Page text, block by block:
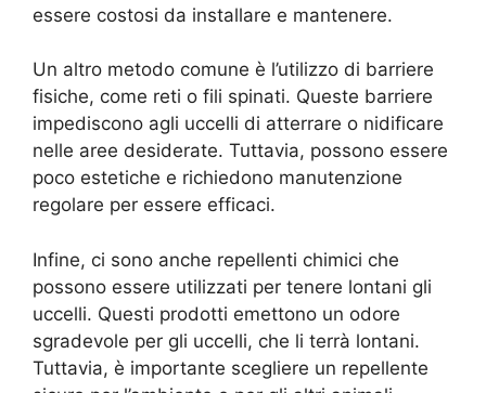
essere costosi da installare e mantenere.
Un altro metodo comune è l’utilizzo di barriere
fisiche, come reti o fili spinati. Queste barriere
impediscono agli uccelli di atterrare o nidificare
nelle aree desiderate. Tuttavia, possono essere
poco estetiche e richiedono manutenzione
regolare per essere efficaci.
Infine, ci sono anche repellenti chimici che
possono essere utilizzati per tenere lontani gli
uccelli. Questi prodotti emettono un odore
sgradevole per gli uccelli, che li terrà lontani.
Tuttavia, è importante scegliere un repellente